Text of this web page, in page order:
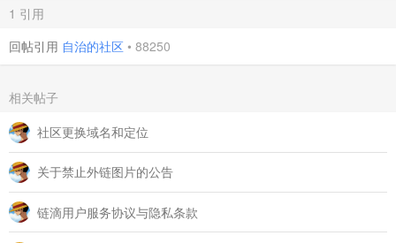
1 引用
回帖引用 自治的社区 • 88250
相关帖子
社区更换域名和定位
关于禁止外链图片的公告
链滴用户服务协议与隐私条款